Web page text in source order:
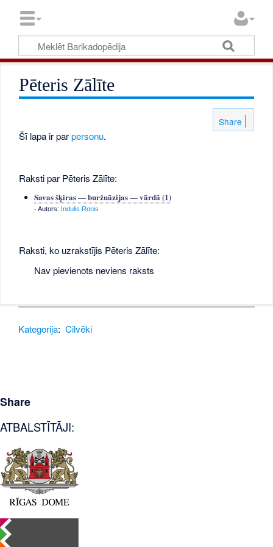
Pēteris Zālīte
Share
Šī lapa ir parpersonu.
Raksti par Pēteris Zālīte:
Savas šķiras — buržuāzijas — vārdā (1)
- Autors: Indulis Ronis
Raksti, ko uzrakstījis Pēteris Zālīte:
Nav pievienots neviens raksts
Kategorija: Cilvēki
Share
ATBALSTĪTĀJI: